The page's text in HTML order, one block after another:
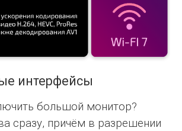
интерфейсы
большой монитор?
сразу, причём в разрешении